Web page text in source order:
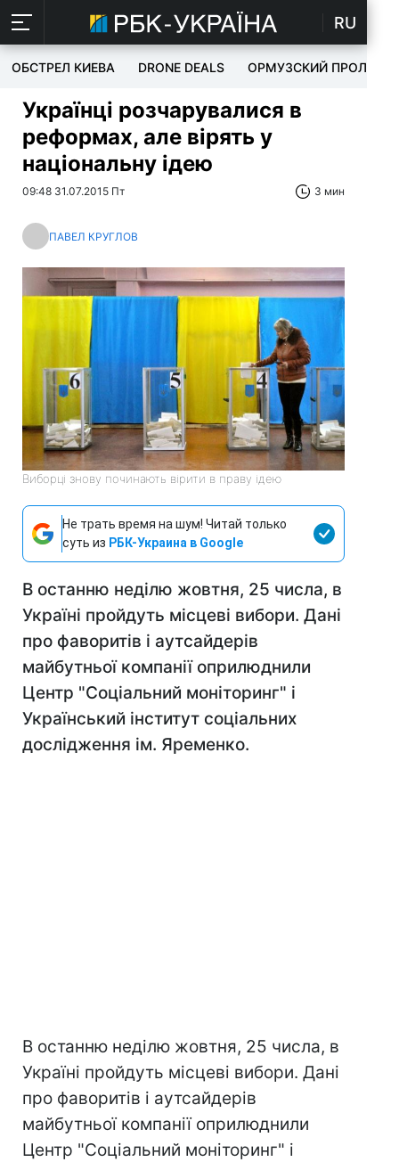
RU
ОБСТРЕЛ КИЕВА DRONE DEALS ОРМУЗСКИЙ ПРОЛИВ
Українці розчарувалися в
реформах, але вірять у
національну ідею
09:48 31.07.2015 Пт 3 мин
ПАВЕЛ КРУГЛОВ
Виборці знову починають вірити в праву ідею
Не трать время на шум! Читай только
суть из РБК-Украина в Google
В останню неділю жовтня, 25 числа, в
Україні пройдуть місцеві вибори. Дані
про фаворитів і аутсайдерів
майбутньої компанії оприлюднили
Центр "Соціальний моніторинг" і
Український інститут соціальних
дослідження ім. Яременко.
В останню неділю жовтня, 25 числа, в
Україні пройдуть місцеві вибори. Дані
про фаворитів і аутсайдерів
майбутньої компанії оприлюднили
Центр "Соціальний моніторинг" і